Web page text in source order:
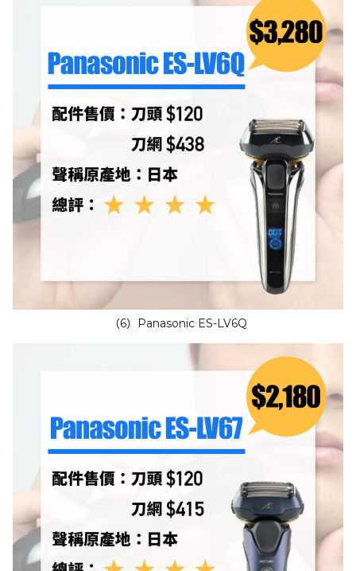
（6）Panasonic ES-LV6Q